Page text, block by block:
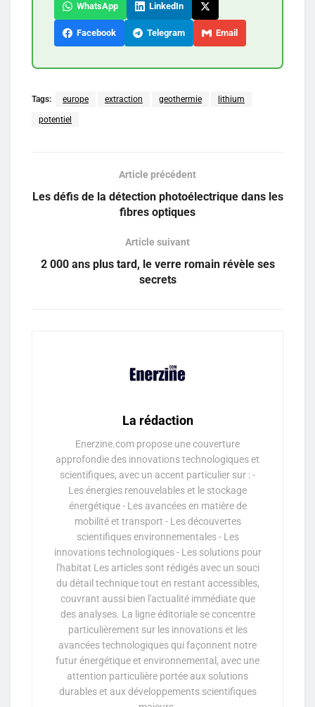
WhatsApp LinkedIn
Facebook Telegram Email
Tags: europe extraction geothermie lithium
potentiel
Article précédent
Les défis de la détection photoélectrique dans les
fibres optiques
Article suivant
2 000 ans plus tard, le verre romain révèle ses
secrets
La rédaction
Enerzine.com propose une couverture
approfondie des innovations technologiques et
scientifiques, avec un accent particulier sur : -
Les énergies renouvelables et le stockage
énergétique - Les avancées en matière de
mobilité et transport - Les découvertes
scientifiques environnementales - Les
innovations technologiques - Les solutions pour
l'habitat Les articles sont rédigés avec un souci
du détail technique tout en restant accessibles,
couvrant aussi bien l'actualité immédiate que
des analyses. La ligne éditoriale se concentre
particulièrement sur les innovations et les
avancées technologiques qui façonnent notre
futur énergétique et environnemental, avec une
attention particulière portée aux solutions
durables et aux développements scientifiques